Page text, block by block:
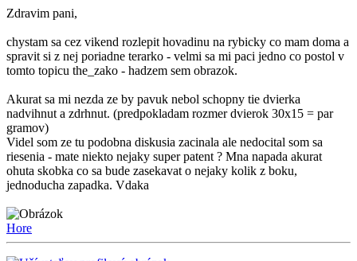
Zdravim pani,
chystam sa cez vikend rozlepit hovadinu na rybicky co mam doma a
spravit si z nej poriadne terarko - velmi sa mi paci jedno co postol v
tomto topicu the_zako - hadzem sem obrazok.
Akurat sa mi nezda ze by pavuk nebol schopny tie dvierka
nadvihnut a zdrhnut. (predpokladam rozmer dvierok 30x15 = par
gramov)
Videl som ze tu podobna diskusia zacinala ale nedocital som sa
riesenia - mate niekto nejaky super patent ? Mna napada akurat
ohuta skobka co sa bude zasekavat o nejaky kolik z boku,
jednoducha zapadka. Vdaka
Hore